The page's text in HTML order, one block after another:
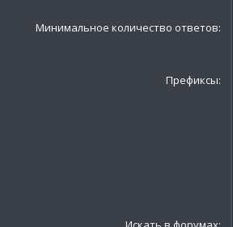
Минимальное количество ответов
Префиксы